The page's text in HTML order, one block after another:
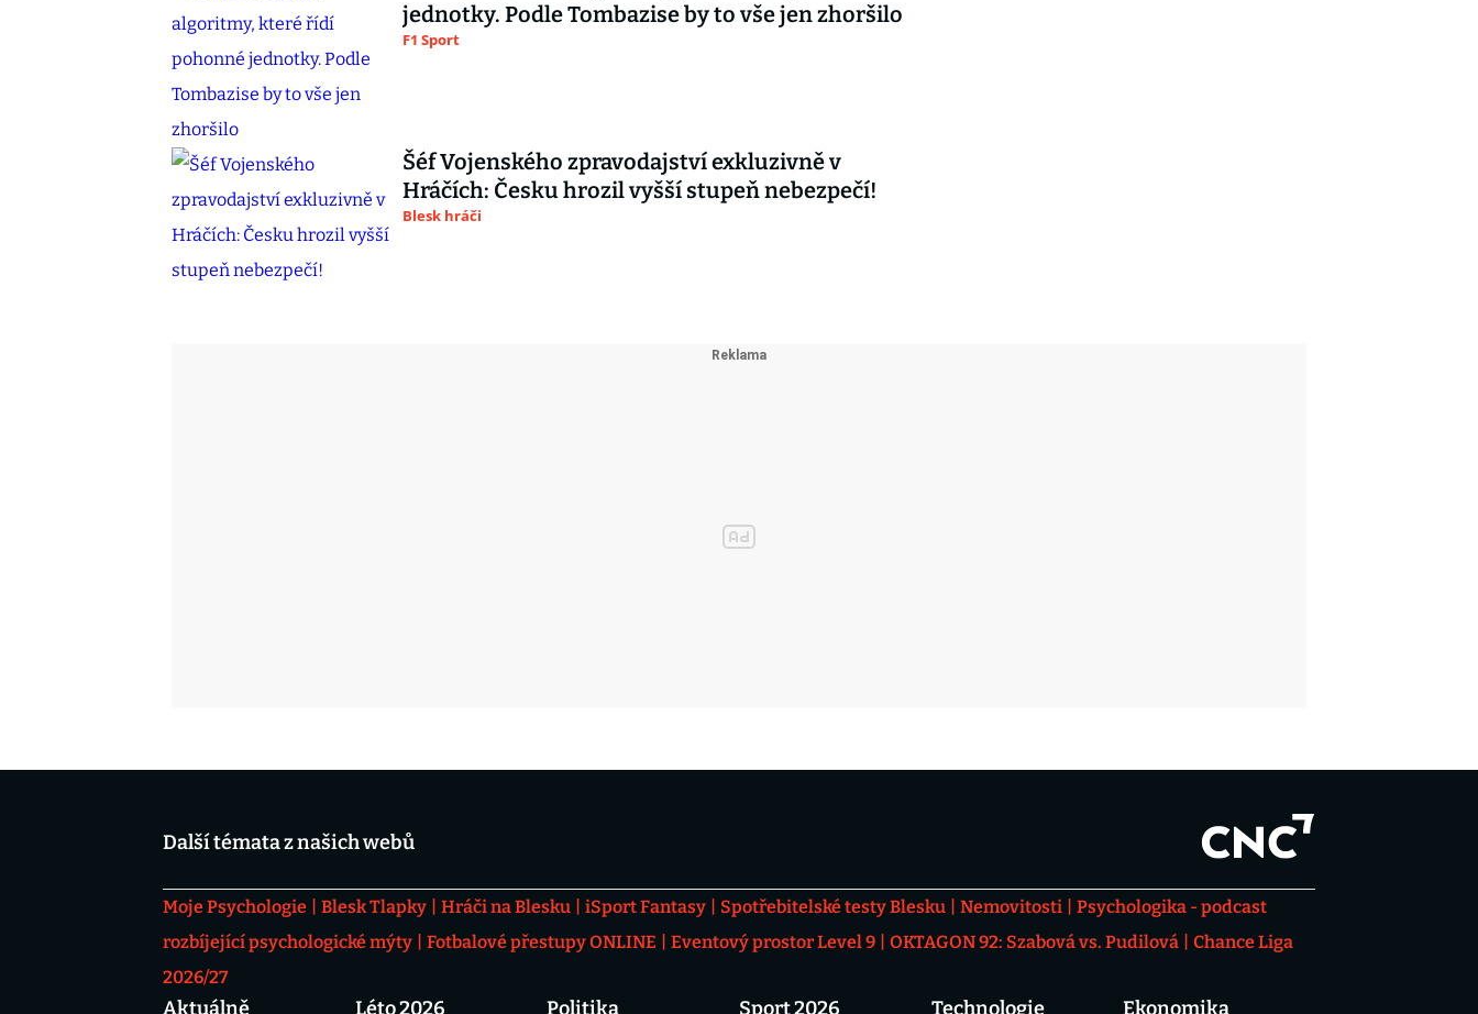
jednotky. Podle Tombazise by to vše jen zhoršilo
F1 Sport
Šéf Vojenského zpravodajství exkluzivně v
Hráčích: Česku hrozil vyšší stupeň nebezpečí!
Blesk hráči
Další témata z našich webů
Moje Psychologie Blesk Tlapky Hráči na Blesku iSport Fantasy Spotřebitelské testy Blesku Nemovitosti
Psychologika - podcast
rozbíjející psychologické mýty
Fotbalové přestupy ONLINE Eventový prostor Level 9 OKTAGON 92: Szabová vs. Pudilová
Chance Liga
2026/27
Aktuálně Léto 2026 Politika Sport 2026 Technologie Ekonomika